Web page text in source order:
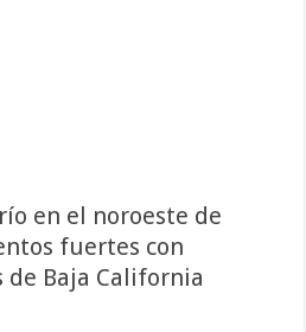
en el noroeste de
fuertes con
de Baja California